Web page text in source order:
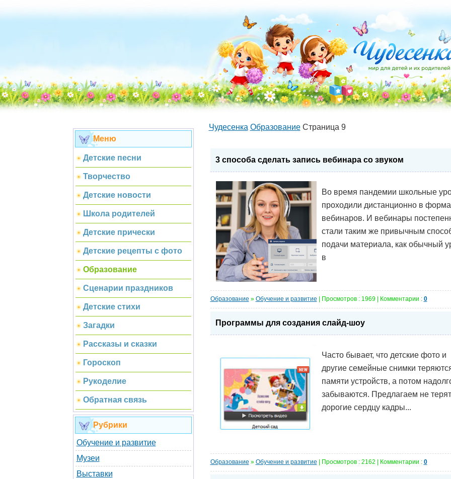
Меню
Детские песни
Творчество
Детские новости
Школа родителей
Детские прически
Детские рецепты с фото
Образование
Сценарии праздников
Детские стихи
Загадки
Рассказы и сказки
Гороскоп
Рукоделие
Обратная связь
Рубрики
Обучение и развитие
Музеи
Выставки
Чудесенка ОбразованиеСтраница 9
3 способа сделать запись вебинара со звуком
Во время пандемии школьные
проходили дистанционно в
вебинаров. И вебинары
стали таким же привычным
подачи материала, как обычный
в
Образование » Обучение и развитие | Просмотров : 1969 | Комментарии : 0
Программы для создания слайд-шоу
Часто бывает, что детские фото и
другие семейные снимки
памяти устройств, а потом
забываются. Предлагаем не
дорогие сердцу кадры...
Образование » Обучение и развитие | Просмотров : 2162 | Комментарии : 0